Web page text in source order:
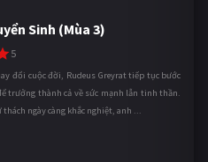
Sinh (Mùa 3)
5
đổi cuộc đời, Rudeus Greyrat tiếp tục bước
trưởng thành cả về sức mạnh lẫn tinh thần.
ngày càng khắc nghiệt, anh ...